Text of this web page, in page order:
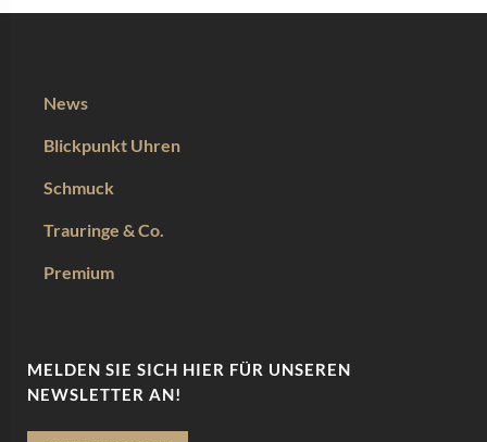
News
Blickpunkt Uhren
Schmuck
Trauringe & Co.
Premium
MELDEN SIE SICH HIER FÜR UNSEREN
NEWSLETTER AN!